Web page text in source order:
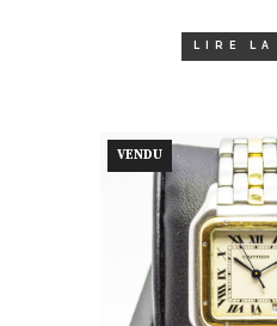
LIRE LA
VENDU